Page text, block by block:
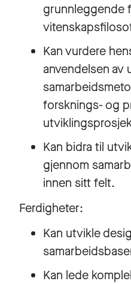
grunnleggende
Kan vurdere
anvendelsen av
forsknings- og
Kan bidra til
gjennom
innen sitt felt.
Ferdigheter:
Kan utvikle
Kan lede